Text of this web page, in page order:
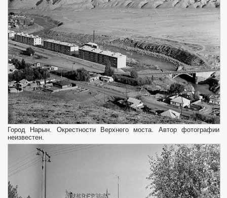
Город Нарын. Окрестности Верхнего моста. Автор фотографии
неизвестен.